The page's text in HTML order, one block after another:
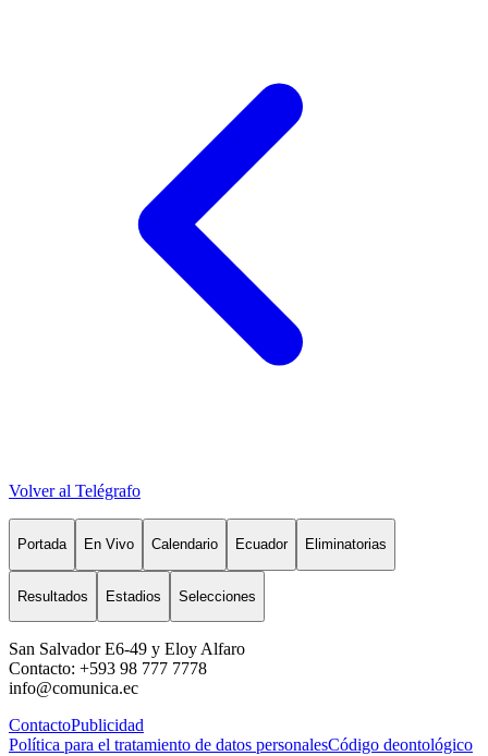
Volver al Telégrafo
Portada En Vivo Calendario Ecuador Eliminatorias
Resultados Estadios Selecciones
San Salvador E6-49 y Eloy Alfaro
Contacto: +593 98 777 7778
info@comunica.ec
ContactoPublicidad
Política para el tratamiento de datos personalesCódigo deontológico